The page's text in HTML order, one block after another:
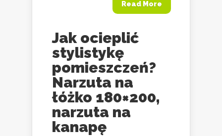
Read More
Jak ocieplić
stylistykę
pomieszczeń?
Narzuta na
łóżko 180×200,
narzuta na
kanapę